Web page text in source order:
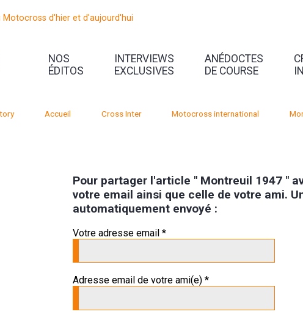
Motocross d'hier et d'aujourd'hui
NOS
ÉDITOS
INTERVIEWS
EXCLUSIVES
ANÉDOCTES
DE COURSE
Accueil Cross Inter Motocross international
Pour partager l'article " Montreuil 1947 "
votre email ainsi que celle de votre ami.
automatiquement envoyé :
Votre adresse email *
Adresse email de votre ami(e) *